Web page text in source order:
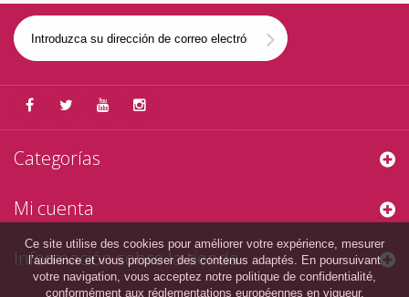
Categorías
Mi cuenta
Información sobre la tienda
Ce site utilise des cookies pour améliorer votre expérience, mesurer
l’audience et vous proposer des contenus adaptés. En poursuivant
votre navigation, vous acceptez notre politique de confidentialité,
conformément aux réglementations européennes en vigueur.